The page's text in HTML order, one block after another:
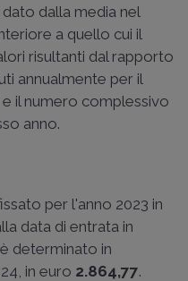
dato dalla media nel
a quello cui il
risultanti dal rapporto
annualmente per il
il numero complessivo
anno.
per l'anno 2023 in
data di entrata in
determinato in
in euro 2.864,77.